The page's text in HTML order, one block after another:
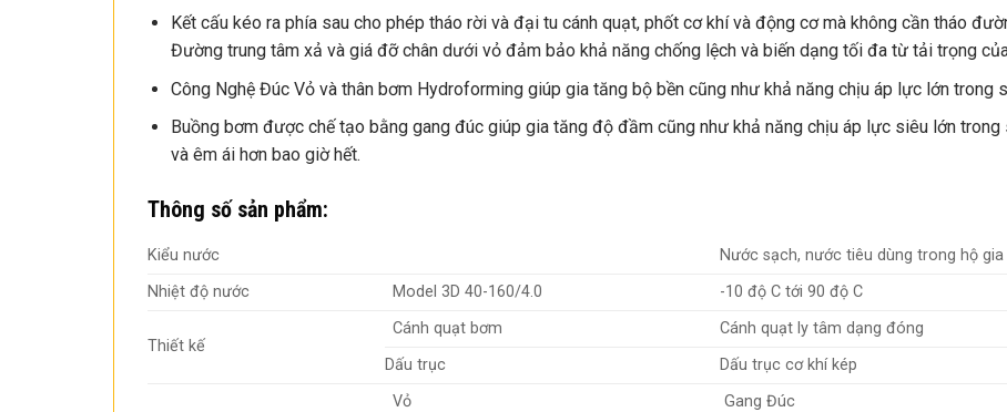
Kết cấu kéo ra phía sau cho phép tháo rời và đại tu cánh quạt, phốt cơ khí và động cơ mà không cần tháo
Đường trung tâm xả và giá đỡ chân dưới vỏ đảm bảo khả năng chống lệch và biến dạng tối đa từ tải trọng
Công Nghệ Đúc Vỏ và thân bơm Hydroforming giúp gia tăng bộ bền cũng như khả năng chịu áp lực lớn trong
Buồng bơm được chế tạo bằng gang đúc giúp gia tăng độ đầm cũng như khả năng chịu áp lực siêu lớn
và êm ái hơn bao giờ hết.
Thông số sản phẩm:
Kiểu nước
Nước sạch, nước tiêu dùng trong hộ
Nhiệt độ nước
Model 3D 40-160/4.0 -10 độ C tới 90 độ C
Thiết kế
Cánh quạt bơm
Cánh quạt ly tâm dạng đóng
Dấu trục
Dấu trục cơ khí kép
Vỏ
Gang Đúc